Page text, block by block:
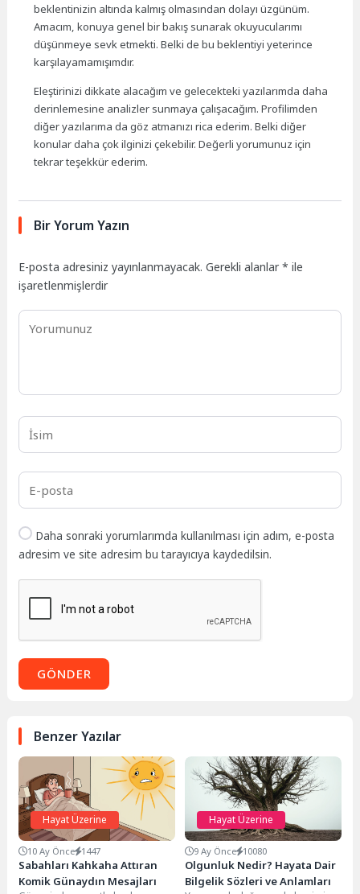
beklentinizin altında kalmış olmasından dolayı üzgünüm.
Amacım, konuya genel bir bakış sunarak okuyucularımı
düşünmeye sevk etmekti. Belki de bu beklentiyi yeterince
karşılayamamışımdır.
Eleştirinizi dikkate alacağım ve gelecekteki yazılarımda daha
derinlemesine analizler sunmaya çalışacağım. Profilimden
diğer yazılarıma da göz atmanızı rica ederim. Belki diğer
konular daha çok ilginizi çekebilir. Değerli yorumunuz için
tekrar teşekkür ederim.
Bir Yorum Yazın
E-posta adresiniz yayınlanmayacak. Gerekli alanlar* ile
işaretlenmişlerdir
Daha sonraki yorumlarımda kullanılması için adım, e-posta
adresim ve site adresim bu tarayıcıya kaydedilsin.
GÖNDER
Benzer Yazılar
Hayat Üzerine
10 Ay Önce 1447
Sabahları Kahkaha Attıran
Komik Günaydın Mesajları
Hayat Üzerine
9 Ay Önce 10080
Olgunluk Nedir? Hayata Dair
Bilgelik Sözleri ve Anlamları